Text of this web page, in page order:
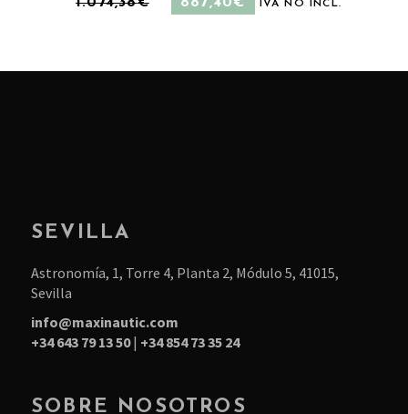
PRECIO
PRECIO
IVA NO INCL.
SEVILLA
Astronomía, 1, Torre 4, Planta 2, Módulo 5, 41015,
Sevilla
info@maxinautic.com
+34 643 79 13 50| +34 854 73 35 24
SOBRE NOSOTROS